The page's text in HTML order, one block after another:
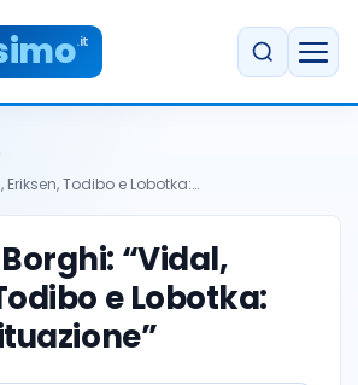
.it
Eriksen, Todibo e Lobotka:…
Borghi: “Vidal,
e Lobotka: